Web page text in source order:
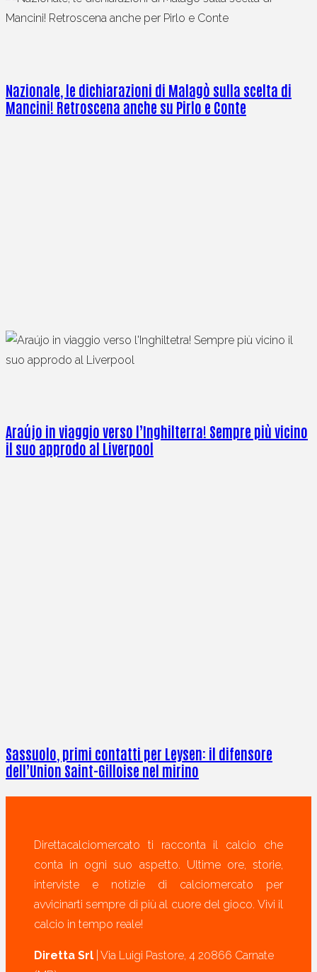
Nazionale, le dichiarazioni di Malagò sulla scelta di
Mancini! Retroscena anche su Pirlo e Conte
Araújo in viaggio verso l’Inghilterra! Sempre più vicino
il suo approdo al Liverpool
Sassuolo, primi contatti per Leysen: il difensore
dell’Union Saint-Gilloise nel mirino
Direttacalciomercato ti racconta il calcio che
conta in ogni suo aspetto. Ultime ore, storie,
interviste e notizie di calciomercato per
avvicinarti sempre di più al cuore del gioco. Vivi il
calcio in tempo reale!
Diretta Srl | Via Luigi Pastore, 4 20866 Carnate